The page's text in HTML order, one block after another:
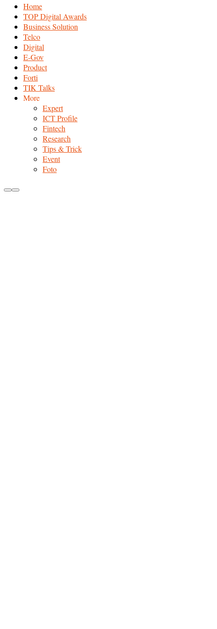
Home
TOP Digital Awards
Business Solution
Telco
Digital
E-Gov
Product
Forti
TIK Talks
More
Expert
ICT Profile
Fintech
Research
Tips & Trick
Event
Foto